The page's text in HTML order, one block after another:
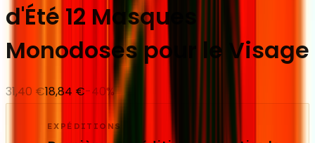
d'Été 12 Masques
Monodoses pour le Visage
31,40 €18,84 €-40%
EXPÉDITIONS